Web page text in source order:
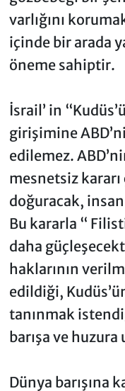
varlığını
içinde bir arada
öneme sahiptir.
İsrail’ in
girişimine
edilemez.
mesnetsiz
doğuracak,
Bu kararla “
daha
haklarının
edildiği,
tanınmak
barışa ve
Dünya barışına